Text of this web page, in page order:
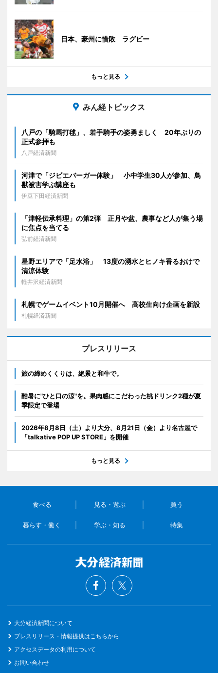
日本、豪州に惜敗 ラグビー
もっと見る
みん経トピックス
八戸の「騎馬打毬」、若手騎手の姿勇ましく 20年ぶりの
正式参拝も
八戸経済新聞
河津で「ジビエバーガー体験」 小中学生30人が参加、鳥
獣被害学ぶ講座も
伊豆下田経済新聞
「津軽伝承料理」の第2弾 正月や盆、農事など人が集う場
に焦点を当てる
弘前経済新聞
星野エリアで「足水浴」 13度の湧水とヒノキ香るおけで
清涼体験
軽井沢経済新聞
札幌でゲームイベント10月開催へ 高校生向け企画を新設
札幌経済新聞
プレスリリース
旅の締めくくりは、絶景と和牛で。
酷暑に"ひと口の涼"を。果肉感にこだわった桃ドリンク2種が夏
季限定で登場
2026年8月8日（土）より大分、8月21日（金）より名古屋で
「talkative POP UP STORE」を開催
もっと見る
食べる 見る・遊ぶ 買う
暮らす・働く 学ぶ・知る 特集
大分経済新聞について
プレスリリース・情報提供はこちらから
アクセスデータの利用について
お問い合わせ